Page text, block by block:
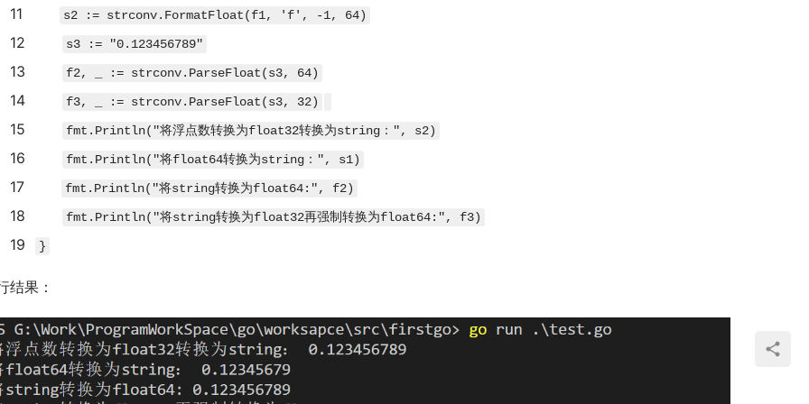
11 s2 := strconv. FormatFloat(f1, 'f' , -1, 64)
12 s3 := "0.123456789"
13 f2, := strconv. ParseFloat(s3, 64)
14 f3, := strconv. ParseFloat(s3, 32)
15 fmt . Println( "将浮点数转换为float32转换为string：", s2)
16 fmt . Println( "将float64转换为string：", s1)
17 fmt . Println( "将string转换为float64:", f2)
18 fmt . Println( "将string转换为float32再强制转换为float64:", f3)
19 }
结果：